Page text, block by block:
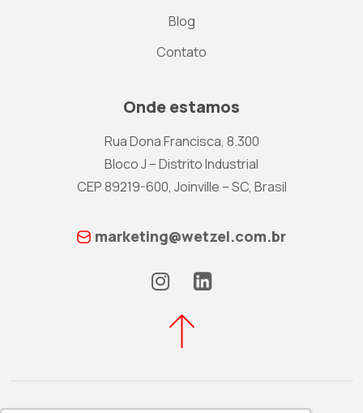
Blog
Contato
Onde estamos
Rua Dona Francisca, 8.300
Bloco J – Distrito Industrial
CEP 89219-600, Joinville – SC, Brasil
marketing@wetzel.com.br